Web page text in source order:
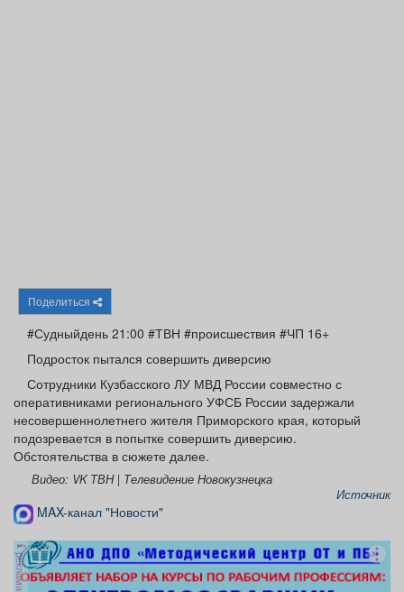
Поделиться
#Судныйдень 21:00 #ТВН #происшествия #ЧП 16+
Подросток пытался совершить диверсию
Сотрудники Кузбасского ЛУ МВД России совместно с
оперативниками регионального УФСБ России задержали
несовершеннолетнего жителя Приморского края, который
подозревается в попытке совершить диверсию.
Обстоятельства в сюжете далее.
Видео: VK ТВН | Телевидение Новокузнецка
Источник
MAX-канал "Новости"
реклама